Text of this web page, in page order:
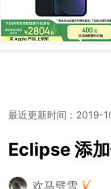
最近更新时间：2019-
Eclipse 添
欢马劈雪